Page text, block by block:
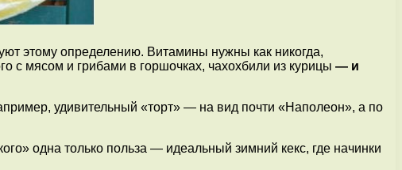
этому определению. Витамины нужны как никогда,
с мясом и грибами в горшочках, чахохбили из курицы — и
удивительный «торт» — на вид почти «Наполеон», а по
одна только польза — идеальный зимний кекс, где начинки